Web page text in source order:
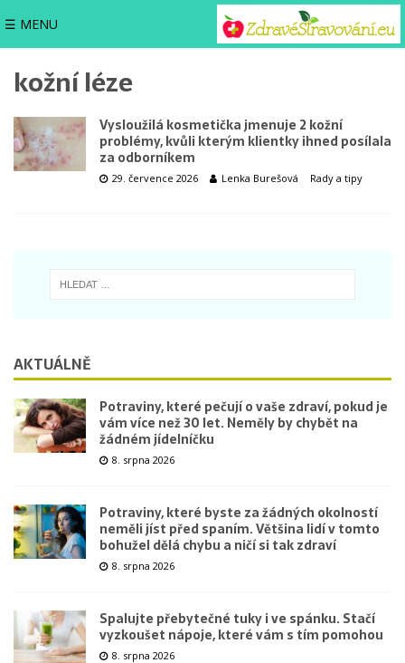
☰ MENU
kožní léze
Vysloužilá kosmetička jmenuje 2 kožní
problémy, kvůli kterým klientky ihned posílala
za odborníkem
29. července 2026 Lenka Burešová Rady a tipy
AKTUÁLNĚ
Potraviny, které pečují o vaše zdraví, pokud je
vám více než 30 let. Neměly by chybět na
žádném jídelníčku
8. srpna 2026
Potraviny, které byste za žádných okolností
neměli jíst před spaním. Většina lidí v tomto
bohužel dělá chybu a ničí si tak zdraví
8. srpna 2026
Spalujte přebytečné tuky i ve spánku. Stačí
vyzkoušet nápoje, které vám s tím pomohou
8. srpna 2026